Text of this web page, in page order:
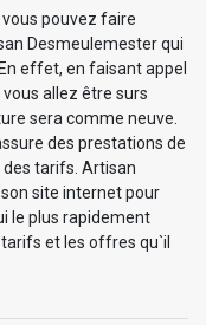
pouvez faire
Desmeulemester qui
effet, en faisant appel
allez être surs
sera comme neuve.
des prestations de
tarifs. Artisan
site internet pour
le plus rapidement
et les offres qu`il